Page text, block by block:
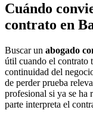
Cuándo
contrato en
Buscar un abogado
útil cuando el contrato
continuidad del
de perder prueba
profesional si ya se ha
parte interpreta el